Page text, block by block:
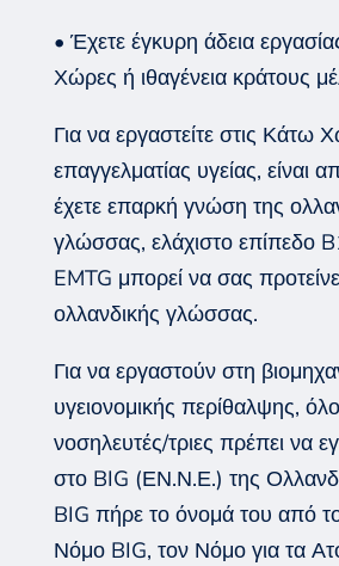
• Έχετε έγκυρη άδεια
Χώρες ή ιθαγένεια κράτους
Για να εργαστείτε στις Κάτω
επαγγελματίας υγείας, είναι
έχετε επαρκή γνώση της
γλώσσας, ελάχιστο επίπεδο
EMTG μπορεί να σας
ολλανδικής γλώσσας.
Για να εργαστούν στη
υγειονομικής περίθαλψης,
νοσηλευτές/τριες πρέπει να
στο BIG (ΕΝ.Ν.Ε.) της
BIG πήρε το όνομά του από
Νόμο BIG, τον Νόμο για τα